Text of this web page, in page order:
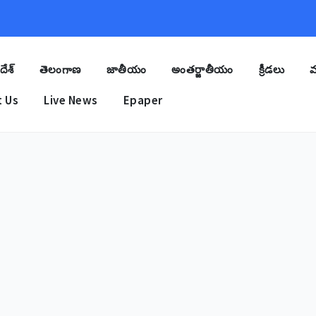
తెలంగాణ జాతీయం అంతర్జాతీయం క్రీడలు
Us Live News Epaper